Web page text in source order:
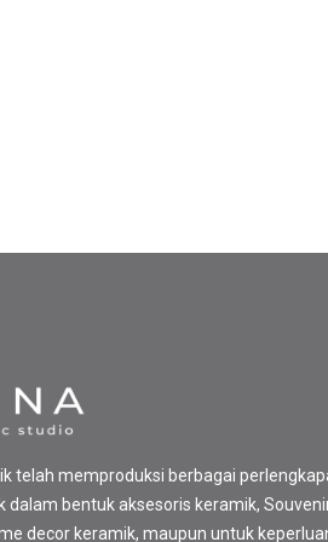
telah memproduksi berbagai
dalam bentuk aksesoris keramik,
decor keramik, maupun untuk